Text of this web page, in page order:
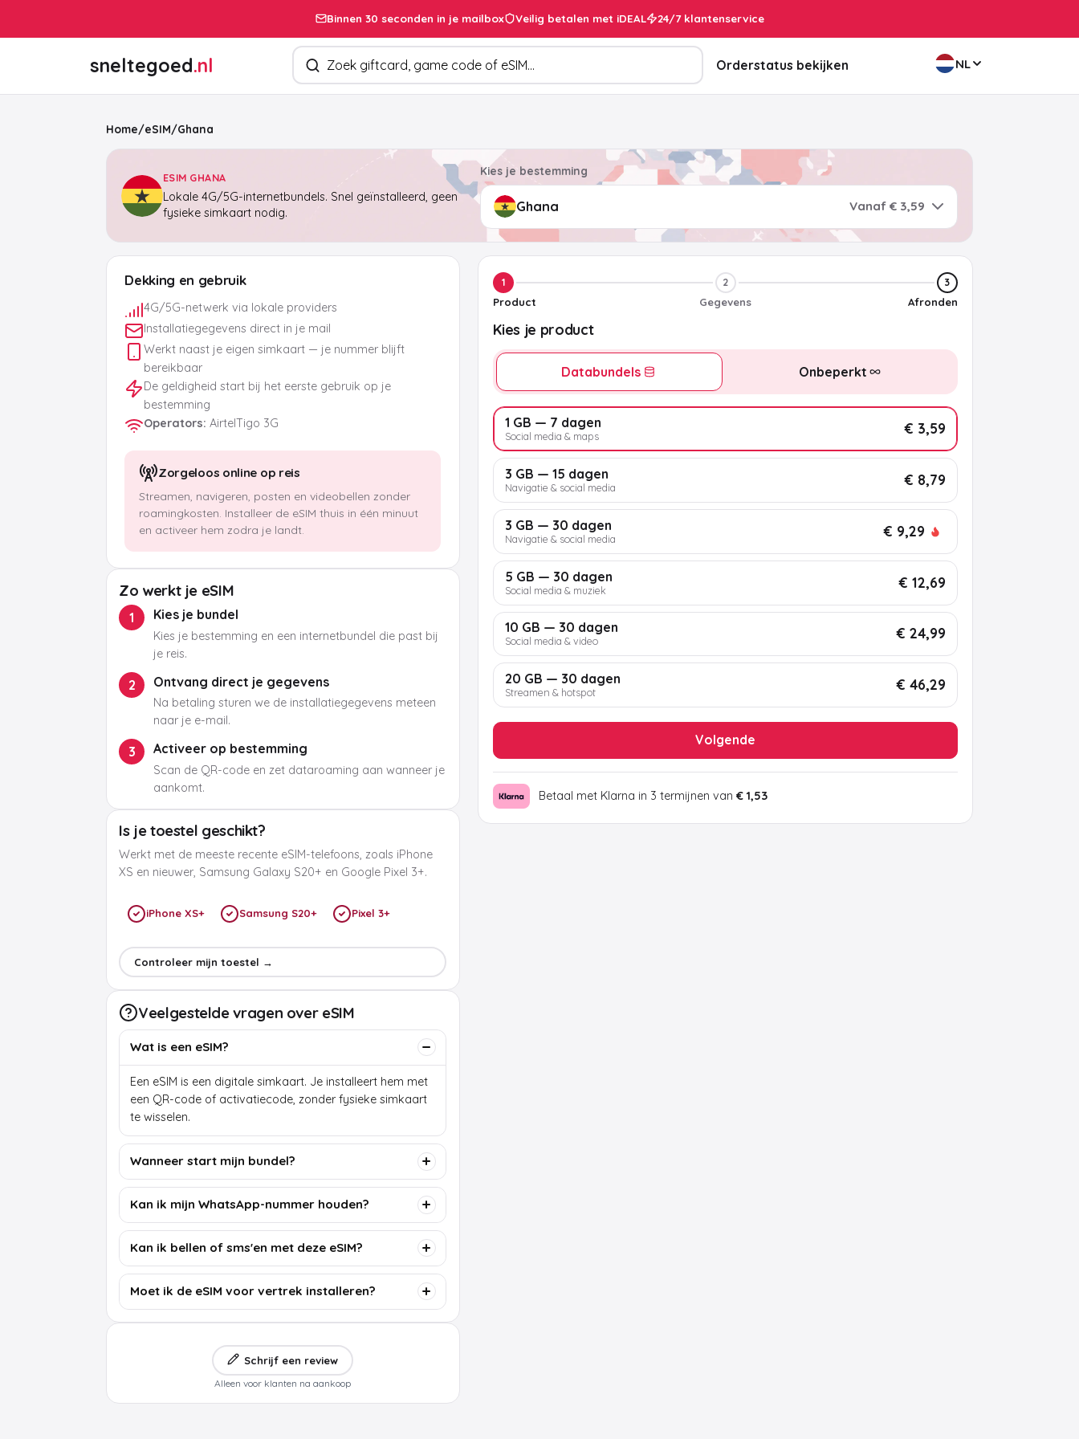
Binnen 30 seconden in je mailbox Veilig betalen met iDEAL 24/7 klantenservice
sneltegoed.nl Zoek producten
Orderstatus bekijken NL
Home/eSIM/Ghana
ESIM GHANA
Lokale 4G/5G-internetbundels. Snel geïnstalleerd, geen
fysieke simkaart nodig.
Kies je bestemming
Vanaf € 3,59
Dekking en gebruik
4G/5G-netwerk via lokale providers
Installatiegegevens direct in je mail
Werkt naast je eigen simkaart — je nummer blijft
bereikbaar
De geldigheid start bij het eerste gebruik op je
bestemming
Operators: AirtelTigo 3G
Zorgeloos online op reis
Streamen, navigeren, posten en videobellen zonder
roamingkosten. Installeer de eSIM thuis in één minuut
en activeer hem zodra je landt.
Zo werkt je eSIM
1 Kies je bundel
Kies je bestemming en een internetbundel die past bij
je reis.
2 Ontvang direct je gegevens
Na betaling sturen we de installatiegegevens meteen
naar je e-mail.
3 Activeer op bestemming
Scan de QR-code en zet dataroaming aan wanneer je
aankomt.
Is je toestel geschikt?
Werkt met de meeste recente eSIM-telefoons, zoals iPhone
XS en nieuwer, Samsung Galaxy S20+ en Google Pixel 3+.
iPhone XS+ Samsung S20+ Pixel 3+
Controleer mijn toestel →
Veelgestelde vragen over eSIM
Wat is een eSIM?
Een eSIM is een digitale simkaart. Je installeert hem met
een QR-code of activatiecode, zonder fysieke simkaart
te wisselen.
Wanneer start mijn bundel?
Kan ik mijn WhatsApp-nummer houden?
Kan ik bellen of sms'en met deze eSIM?
Moet ik de eSIM voor vertrek installeren?
Schrijf een review
Alleen voor klanten na aankoop
1
Product
2
Gegevens
3
Afronden
Kies je product
Databundels Onbeperkt
1 GB — 7 dagen
Social media & maps € 3,59
3 GB — 15 dagen
Navigatie & social media € 8,79
3 GB — 30 dagen
Navigatie & social media € 9,29
5 GB — 30 dagen
Social media & muziek € 12,69
10 GB — 30 dagen
Social media & video € 24,99
20 GB — 30 dagen
Streamen & hotspot € 46,29
Volgende
Betaal met Klarna in 3 termijnen van € 1,53